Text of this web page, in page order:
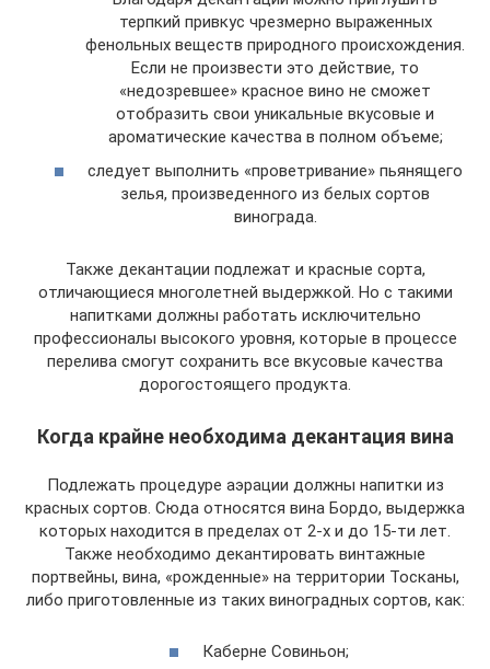
терпкий привкус чрезмерно выраженных
фенольных веществ природного происхождения.
Если не произвести это действие, то
«недозревшее» красное вино не сможет
отобразить свои уникальные вкусовые и
ароматические качества в полном объеме;
следует выполнить «проветривание» пьянящего
зелья, произведенного из белых сортов
винограда.
Также декантации подлежат и красные сорта,
отличающиеся многолетней выдержкой. Но с такими
напитками должны работать исключительно
профессионалы высокого уровня, которые в процессе
перелива смогут сохранить все вкусовые качества
дорогостоящего продукта.
Когда крайне необходима декантация вина
Подлежать процедуре аэрации должны напитки из
красных сортов. Сюда относятся вина Бордо, выдержка
которых находится в пределах от 2-х и до 15-ти лет.
Также необходимо декантировать винтажные
портвейны, вина, «рожденные» на территории Тосканы,
либо приготовленные из таких виноградных сортов, как:
Каберне Совиньон;